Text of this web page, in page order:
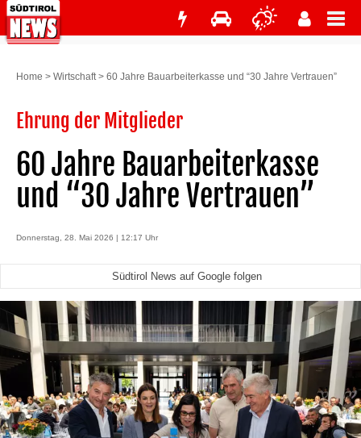
Home > Wirtschaft> 60 Jahre Bauarbeiterkasse und “30 Jahre Vertrauen”
Ehrung der Mitglieder
60 Jahre Bauarbeiterkasse
und “30 Jahre Vertrauen”
Donnerstag, 28. Mai 2026 | 12:17 Uhr
Südtirol News auf Google folgen